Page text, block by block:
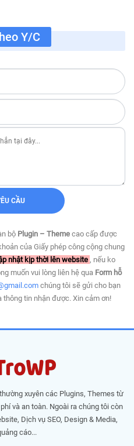
Y/c
bộ Plugin – Theme cao cấp được
của Giấy phép công cộng chung
nhật kịp thời lên website , nếu ko
muốn vui lòng liên hệ qua Form hỗ
chúng tôi sẽ gửi cho bạn
thông tin nhận được. Xin cảm ơn!
xuyên các Plugins, Themes từ
và an toàn. Ngoài ra chúng tôi còn
Dịch vụ SEO, Design & Media,
cáo...